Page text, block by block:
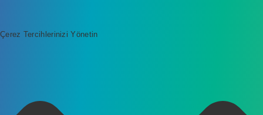
Çerez Tercihlerinizi Yönetin